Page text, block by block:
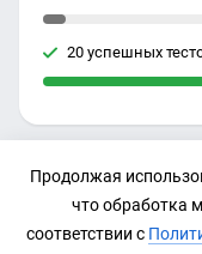
IP-адрес
45.10.243.9
20 успешных
Продолжая
что обработка
соответствии с